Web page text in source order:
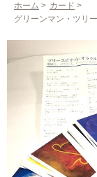
ホーム > カード >
グリーンマン・ツリ